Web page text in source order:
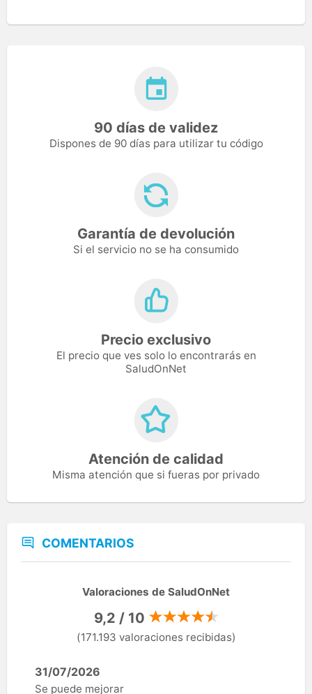
90 días de validez
Dispones de 90 días para utilizar tu código
Garantía de devolución
Si el servicio no se ha consumido
Precio exclusivo
El precio que ves solo lo encontrarás en
SaludOnNet
Atención de calidad
Misma atención que si fueras por privado
COMENTARIOS
Valoraciones de SaludOnNet
9,2 / 10
(171.193 valoraciones recibidas)
31/07/2026
Se puede mejorar